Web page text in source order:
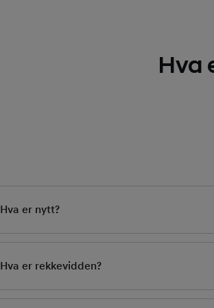
Hva
Hva er nytt?
Hva er rekkevidden?